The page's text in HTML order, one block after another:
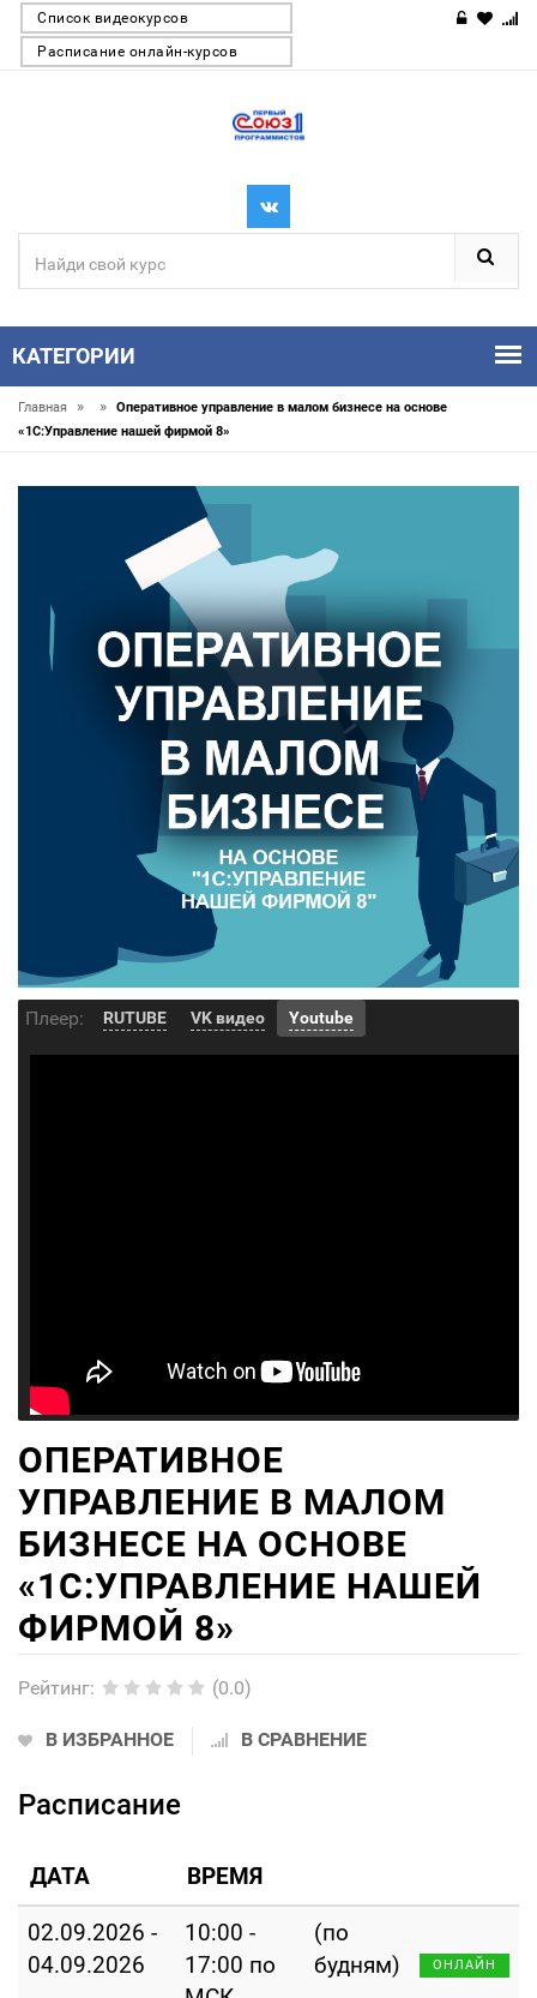
Список видеокурсов
Расписание онлайн-курсов
КАТЕГОРИИ
Главная » »
Оперативное управление в малом бизнесе на основе
«1С:Управление нашей фирмой 8»
Плеер: RUTUBE VK видео Youtube
ОПЕРАТИВНОЕ
УПРАВЛЕНИЕ В МАЛОМ
БИЗНЕСЕ НА ОСНОВЕ
«1С:УПРАВЛЕНИЕ НАШЕЙ
ФИРМОЙ 8»
Рейтинг: (0.0)
В ИЗБРАННОЕ В СРАВНЕНИЕ
Расписание
ДАТА ВРЕМЯ
02.09.2026 -
04.09.2026
10:00 -
17:00 по
(по
будням)
ОНЛАЙН